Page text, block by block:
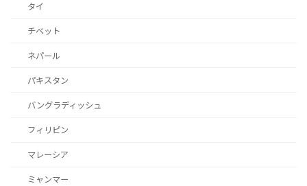
タイ
チベット
ネパール
パキスタン
バングラディッシュ
フィリピン
マレーシア
ミャンマー